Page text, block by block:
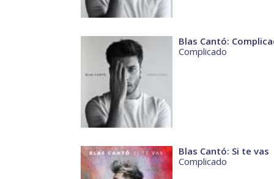
Blas Cantó:
Complicado
Blas Cantó: Si te vas
Complicado